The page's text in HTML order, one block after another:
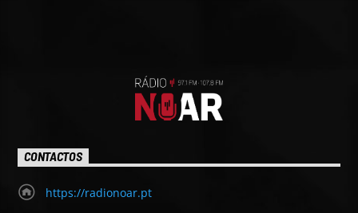
CONTACTOS
https://radionoar.pt